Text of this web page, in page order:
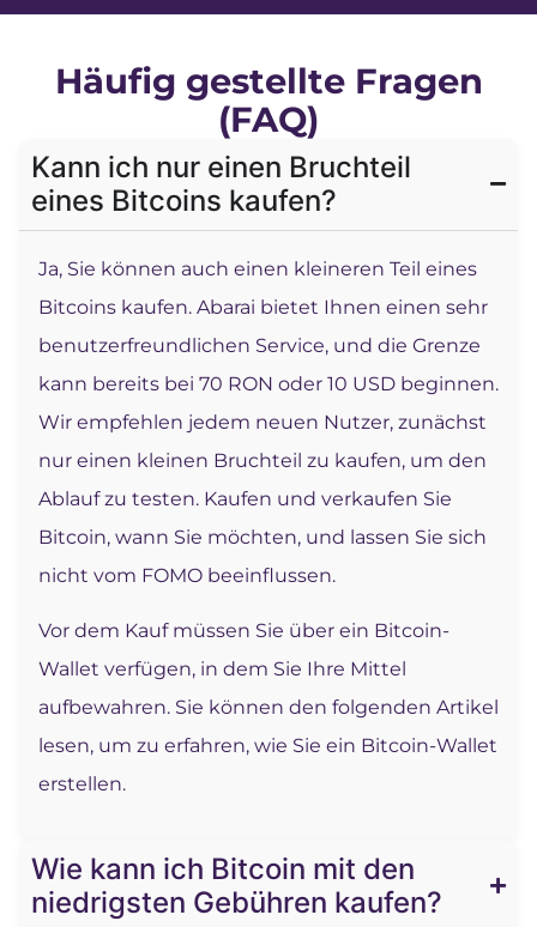
Häufig gestellte Fragen
(FAQ)
Kann ich nur einen Bruchteil
eines Bitcoins kaufen?
Ja, Sie können auch einen kleineren Teil eines
Bitcoins kaufen. Abarai bietet Ihnen einen sehr
benutzerfreundlichen Service, und die Grenze
kann bereits bei 70 RON oder 10 USD beginnen.
Wir empfehlen jedem neuen Nutzer, zunächst
nur einen kleinen Bruchteil zu kaufen, um den
Ablauf zu testen. Kaufen und verkaufen Sie
Bitcoin, wann Sie möchten, und lassen Sie sich
nicht vom FOMO beeinflussen.
Vor dem Kauf müssen Sie über ein Bitcoin-
Wallet verfügen, in dem Sie Ihre Mittel
aufbewahren. Sie können den folgenden Artikel
lesen, um zu erfahren, wie Sie ein Bitcoin-Wallet
erstellen.
Wie kann ich Bitcoin mit den
niedrigsten Gebühren kaufen?